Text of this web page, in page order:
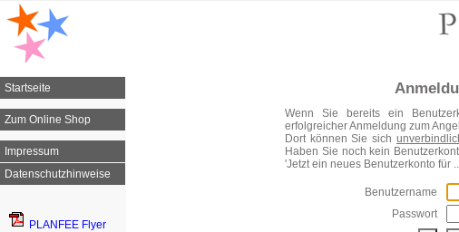
Startseite
Zum Online Shop
Impressum
Datenschutzhinweise
PLANFEE Flyer
Wenn Sie bereits ein
erfolgreicher Anmeldung zum
Dort können Sie sich
Haben Sie noch kein
'Jetzt ein neues Benutzerkonto für
Benutzername
Passwort